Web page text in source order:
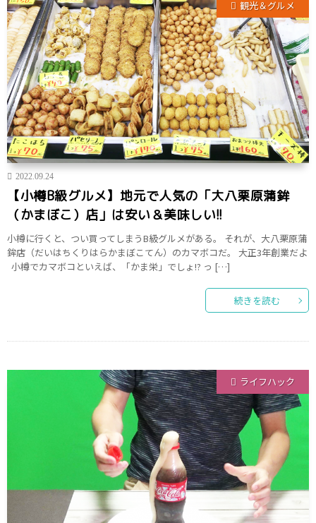
観光＆グルメ
2022.09.24
【小樽B級グルメ】地元で人気の「大八栗原蒲鉾
（かまぼこ）店」は安い＆美味しい!!
小樽に行くと、つい買ってしまうB級グルメがある。 それが、大八栗原蒲
鉾店（だいはちくりはらかまぼこてん）のカマボコだ。 大正3年創業だよ
小樽でカマボコといえば、「かま栄」でしょ!? っ […]
続きを読む
ライフハック